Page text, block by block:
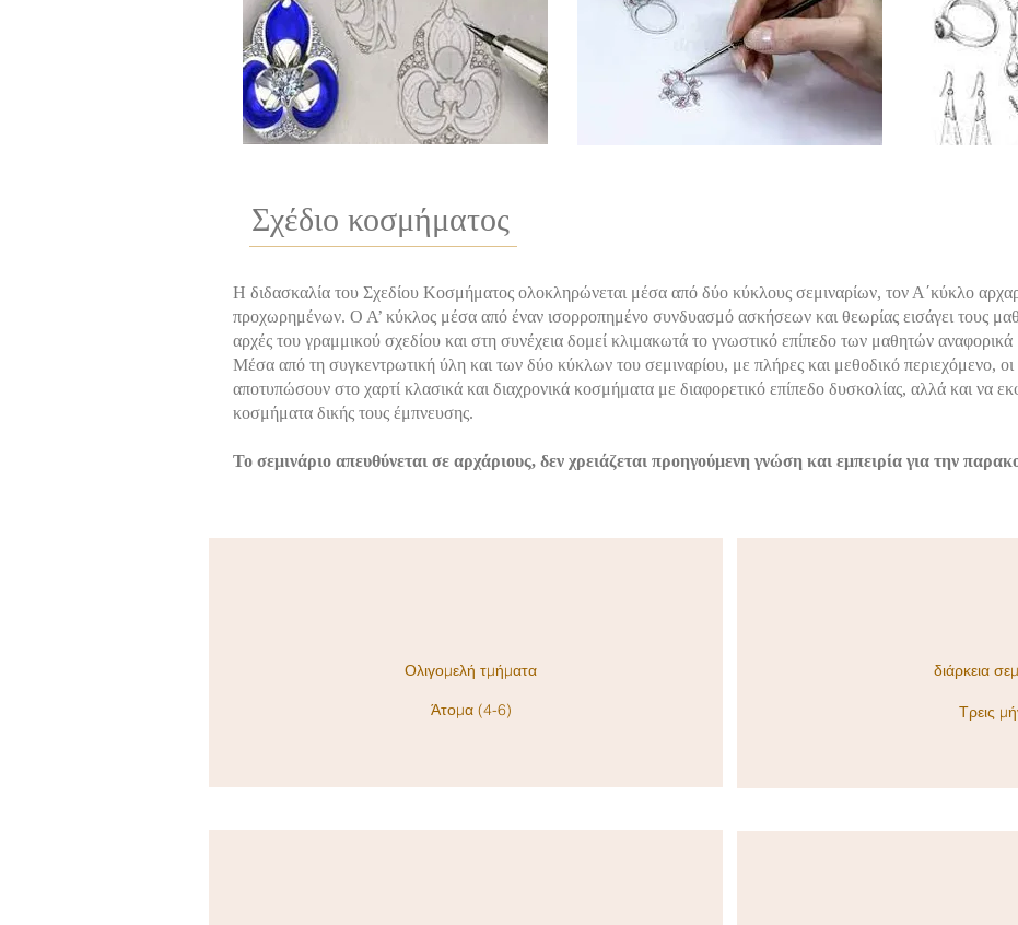
Σχέδιο κοσμήματος
Η διδασκαλία του Σχεδίου Κοσμήματος ολοκληρώνεται μέσα από δύο κύκλους σεμιναρίων, τον Α΄κύκλο
προχωρημένων. Ο Α’ κύκλος μέσα από έναν ισορροπημένο συνδυασμό ασκήσεων και θεωρίας εισάγει τους
αρχές του γραμμικού σχεδίου και στη συνέχεια δομεί κλιμακωτά το γνωστικό επίπεδο των μαθητών
Μέσα από τη συγκεντρωτική ύλη και των δύο κύκλων του σεμιναρίου, με πλήρες και μεθοδικό περιεχόμενο,
αποτυπώσουν στο χαρτί κλασικά και διαχρονικά κοσμήματα με διαφορετικό επίπεδο δυσκολίας, αλλά και να
κοσμήματα δικής τους έμπνευσης.
Το σεμινάριο απευθύνεται σε αρχάριους, δεν χρειάζεται προηγούμενη γνώση και εμπειρία για την
Ολιγομελή τμήματα
Άτομα (4-6)
διάρκεια
Τρεις